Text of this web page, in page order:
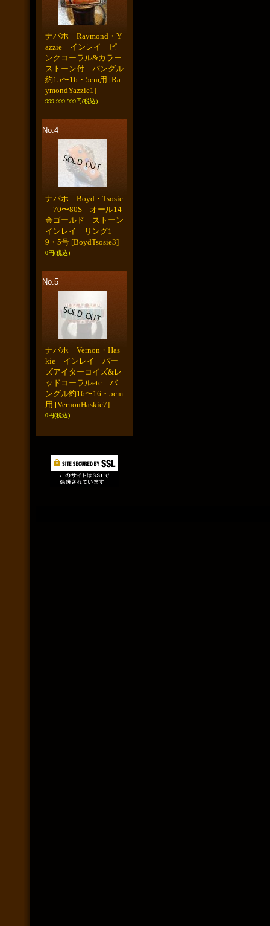
ナバホ Raymond・Y
azzie インレイ ピ
ンクコーラル&カラー
ストーン付 バングル
約15〜16・5cm用 [Ra
ymondYazzie1]
999,999,999円(税込)
No.4
ナバホ Boyd・Tsosie
70〜80S オール14
金ゴールド ストーン
インレイ リング1
9・5号 [BoydTsosie3]
0円(税込)
No.5
ナバホ Vernon・Has
kie インレイ バー
ズアイターコイズ&レ
ッドコーラルetc バ
ングル約16〜16・5cm
用 [VernonHaskie7]
0円(税込)